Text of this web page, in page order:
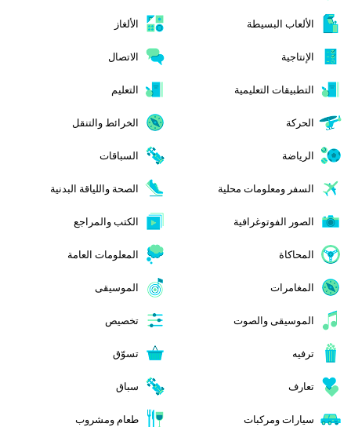
الألعاب البسيطة الألغاز
الإنتاجية الاتصال
التطبيقات التعليمية التعليم
الحركة الخرائط والتنقل
الرياضة السباقات
السفر ومعلومات محلية الصحة واللياقة البدنية
الصور الفوتوغرافية الكتب والمراجع
المحاكاة المعلومات العامة
المغامرات الموسيقى
الموسيقى والصوت تخصيص
ترفيه تسوّق
تعارف سباق
سيارات ومركبات طعام ومشروب